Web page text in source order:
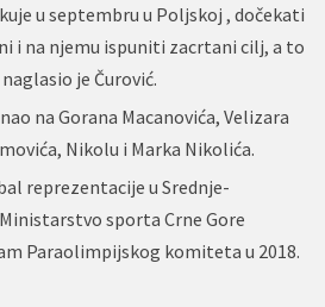
u septembru u Poljskoj , dočekati
i na njemu ispuniti zacrtani cilj, a to
je Čurović.
na Gorana Macanovića, Velizara
Nikolu i Marka Nikolića.
reprezentacije u Srednje-
sporta Crne Gore
Paraolimpijskog komiteta u 2018.